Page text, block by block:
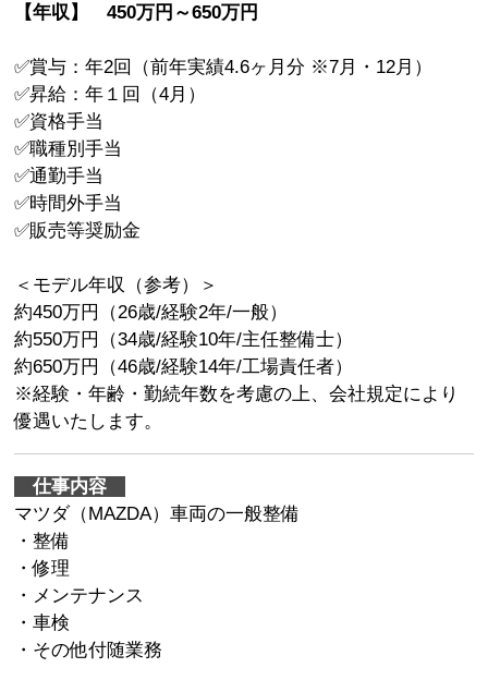
【年収】 450万円～650万円
✅賞与：年2回（前年実績4.6ヶ月分 ※7月・12月）
✅昇給：年１回（4月）
✅資格手当
✅職種別手当
✅通勤手当
✅時間外手当
✅販売等奨励金
＜モデル年収（参考）＞
約450万円（26歳/経験2年/一般）
約550万円（34歳/経験10年/主任整備士）
約650万円（46歳/経験14年/工場責任者）
※経験・年齢・勤続年数を考慮の上、会社規定により
優遇いたします。
仕事内容
マツダ（MAZDA）車両の一般整備
・整備
・修理
・メンテナンス
・車検
・その他付随業務